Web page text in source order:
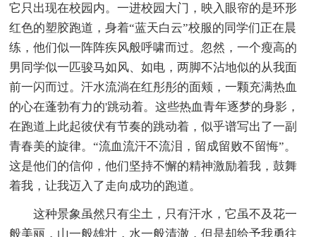
它只出现在校园内。一进校园大门，映入眼帘的是环形
红色的塑胶跑道，身着“蓝天白云”校服的同学们正在晨
练，他们似一阵阵疾风般呼啸而过。忽然，一个瘦高的
男同学似一匹骏马如风、如电，两脚不沾地似的从我面
前一闪而过。汗水流淌在红彤彤的面颊，一颗充满热血
的心在蓬勃有力的'跳动着。这些热血青年逐梦的身影，
在跑道上此起彼伏有节奏的跳动着，似乎谱写出了一副
青春美的旋律。“流血流汗不流泪，留成留败不留悔”。
这是他们的信仰，他们坚持不懈的精神激励着我，鼓舞
着我，让我迈入了走向成功的跑道。
这种景象虽然只有尘土，只有汗水，它虽不及花一
般美丽，山一般雄壮，水一般清澈，但是却给予我勇往